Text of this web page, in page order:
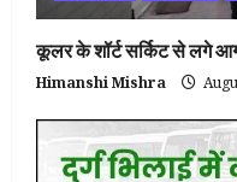
कूलर के शॉर्ट सर्किट से लगे
Himanshi Mishra